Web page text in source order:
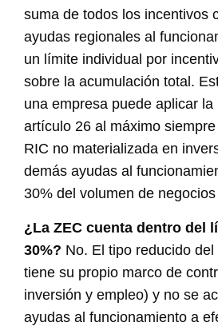
suma de todos los incentivos
ayudas regionales al
un límite individual por
sobre la acumulación total.
una empresa puede aplicar la
artículo 26 al máximo
RIC no materializada en
demás ayudas al
30% del volumen de
¿La ZEC cuenta dentro del
30%? No. El tipo reducido
tiene su propio marco de
inversión y empleo) y no se
ayudas al funcionamiento a